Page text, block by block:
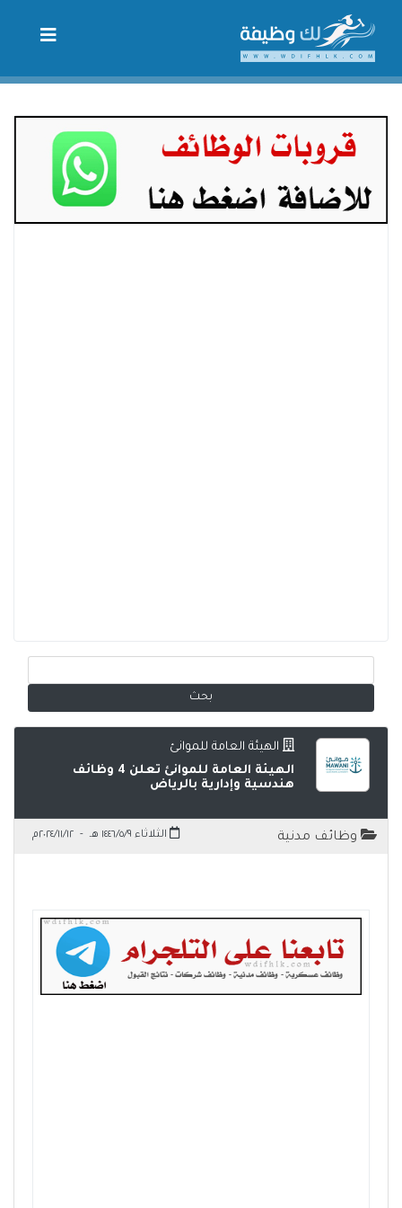
الهيئة العامة للموانئ
الهيئة العامة للموانئ تعلن 4 وظائف
هندسية وإدارية بالرياض
وظائف مدنية الثلاثاء ١٤٤٦/٥/٩ هـ - ٢٠٢٤/١١/١٢م